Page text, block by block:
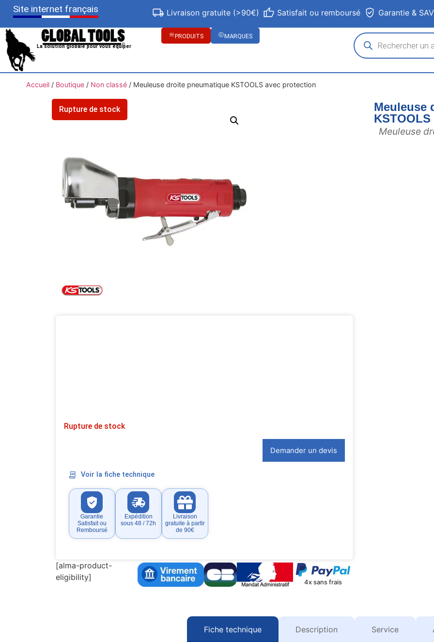
Site internet français Livraison gratuite (>90€) Satisfait ou remboursé Garantie & SAV
La solution globale pour vous équiper
PRODUITS MARQUES
Accueil/ Boutique/ Non classé/ Meuleuse droite pneumatique KSTOOLS avec protection
Rupture de stock
Meuleuse
Meuleuse
Rupture de stock
Demander un devis
Voir la fiche technique
Garantie
Satisfait ou
Remboursé
Expédition
sous 48 / 72h
Livraison
gratuite à partir
de 90€
[alma-product-
eligibility]
4x sans frais
Fiche technique Description Service